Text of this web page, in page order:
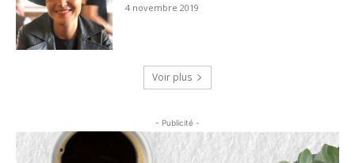
4 novembre 2019
Voir plus
- Publicité -